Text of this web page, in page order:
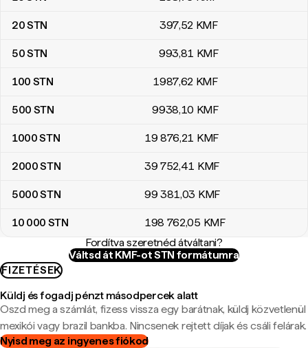
20STN 397,52 KMF
50STN 993,81 KMF
100 STN 1987,62 KMF
500 STN 9938,10 KMF
1000STN 19 876,21 KMF
2000STN 39 752,41 KMF
5000STN 99 381,03 KMF
10 000 STN 198 762,05 KMF
Fordítva szeretnéd átváltani?
Váltsd át KMF-ot STN formátumra
FIZETÉSEK
Küldj és fogadj pénzt másodpercek alatt
Oszd meg a számlát, fizess vissza egy barátnak, küldj közvetlenül
mexikói vagy brazil bankba. Nincsenek rejtett díjak és csáli felárak.
Nyisd meg az ingyenes fiókod